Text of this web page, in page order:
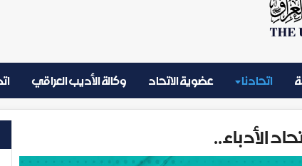
اتحادنا عضوية الاتحاد وكالة الأديب العراقي
الأدباء..